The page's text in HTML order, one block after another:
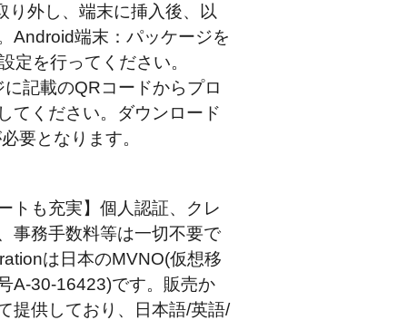
り外し、端末に挿入後、以
Android端末：パッケージを
定を行ってください。
記載のQRコードからプロ
てください。ダウンロード
要となります。
トも充実】個人認証、クレ
事務手数料等は一切不要で
は日本のMVNO(仮想移
A-30-16423)です。販売か
提供しており、日本語/英語/